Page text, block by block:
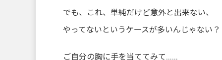
でも、これ、単純だけど意外と出来ない、
やってないというケースが多いんじゃない？
ご自分の胸に手を当ててみて……